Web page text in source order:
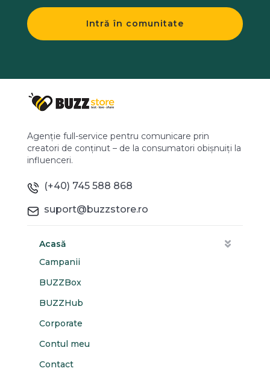
Intră în comunitate
Agenție full-service pentru comunicare prin
creatori de conținut – de la consumatori obișnuiți la
influenceri.
(+40) 745 588 868
suport@buzzstore.ro
Acasă
Campanii
BUZZBox
BUZZHub
Corporate
Contul meu
Contact